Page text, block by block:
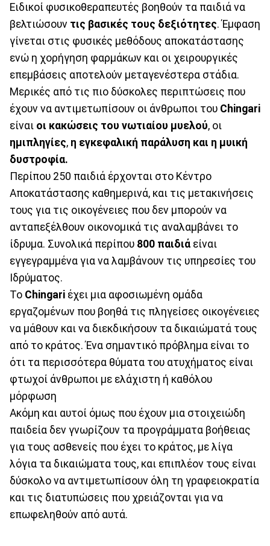
Ειδικοί φυσικοθεραπευτές βοηθούν τα παιδιά να
βελτιώσουν τις βασικές τους δεξιότητες. Έμφαση
γίνεται στις φυσικές μεθόδους αποκατάστασης
ενώ η χορήγηση φαρμάκων και οι χειρουργικές
επεμβάσεις αποτελούν μεταγενέστερα στάδια.
Μερικές από τις πιο δύσκολες περιπτώσεις που
έχουν να αντιμετωπίσουν οι άνθρωποι του Chingari
είναι οι κακώσεις του νωτιαίου μυελού, οι
ημιπληγίες, η εγκεφαλική παράλυση και η μυική
δυστροφία.
Περίπου 250 παιδιά έρχονται στο Κέντρο
Αποκατάστασης καθημερινά, και τις μετακινήσεις
τους για τις οικογένειες που δεν μπορούν να
ανταπεξέλθουν οικονομικά τις αναλαμβάνει το
ίδρυμα. Συνολικά περίπου 800 παιδιά είναι
εγγεγραμμένα για να λαμβάνουν τις υπηρεσίες του
Ιδρύματος.
Το Chingari έχει μια αφοσιωμένη ομάδα
εργαζομένων που βοηθά τις πληγείσες οικογένειες
να μάθουν και να διεκδικήσουν τα δικαιώματά τους
από το κράτος. Ένα σημαντικό πρόβλημα είναι το
ότι τα περισσότερα θύματα του ατυχήματος είναι
φτωχοί άνθρωποι με ελάχιστη ή καθόλου
μόρφωση
Ακόμη και αυτοί όμως που έχουν μια στοιχειώδη
παιδεία δεν γνωρίζουν τα προγράμματα βοήθειας
για τους ασθενείς που έχει το κράτος, με λίγα
λόγια τα δικαιώματα τους, και επιπλέον τους είναι
δύσκολο να αντιμετωπίσουν όλη τη γραφειοκρατία
και τις διατυπώσεις που χρειάζονται για να
επωφεληθούν από αυτά.